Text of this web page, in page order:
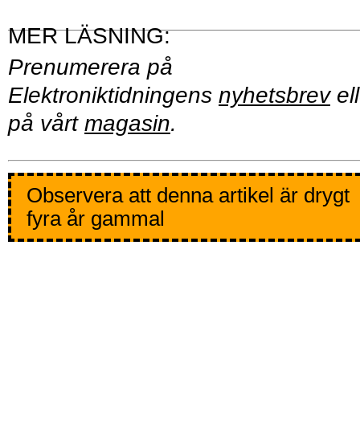
Prenumerera på
Elektroniktidningens nyhetsbrev
på vårt magasin.
Observera att denna artikel är drygt
fyra år gammal